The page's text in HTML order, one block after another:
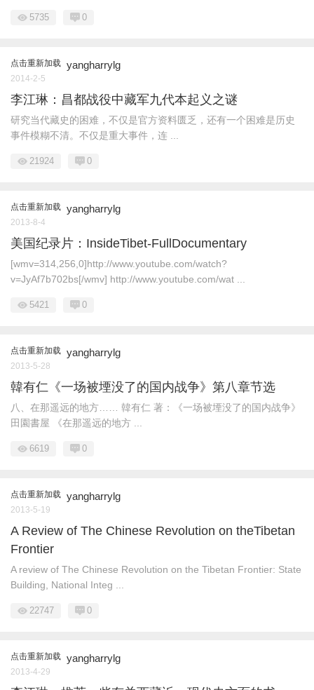
5735 0
点击重新加载 yangharrylg
2014-2-5
李江琳：昌都战役中藏军九代本起义之谜
研究当代藏史的困难，不仅是官方资料匮乏，还有一个困难是历史
事件模糊不清。不仅是重大事件，连 ...
21924 0
点击重新加载 yangharrylg
2013-8-4
美国纪录片：InsideTibet-FullDocumentary
[wmv=314,256,0]http://www.youtube.com/watch?
v=JyAf7b702bs[/wmv] http://www.youtube.com/wat ...
5421 0
点击重新加载 yangharrylg
2013-5-28
韓有仁《一场被堙没了的国内战争》第八章节选
八、在那遥远的地方…… 韓有仁 著：《一场被堙没了的国内战争》
田園書屋 《在那遥远的地方 ...
6619 0
点击重新加载 yangharrylg
2013-5-19
A Review of The Chinese Revolution on theTibetan
Frontier
A review of The Chinese Revolution on the Tibetan Frontier: State
Building, National Integ ...
22747 0
点击重新加载 yangharrylg
2013-4-29